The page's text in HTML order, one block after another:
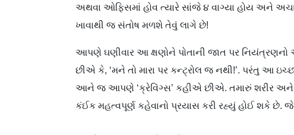
અથવા ઓફિસમાં હોવ ત્યારે સાંજે ૪ વાગ્યા હોય અને
ખાવાથી જ સંતોષ મળશે તેવું લાગે છે!
આપણે ઘણીવાર આ ક્ષણોને પોતાની જાત પર
છીએ કે, ‘મને તો મારા પર કન્ટ્રોલ જ નથી!’. પરંતુ આ
આને જ આપણે ‘ક્રેવિંગ્સ’ કહીએ છીએ. તમારું શરીર અને
કંઈક મહત્વપૂર્ણ કહેવાનો પ્રયાસ કરી રહ્યું હોઈ શકે છે.